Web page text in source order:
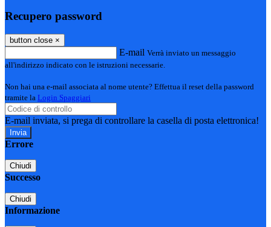
Recupero password
button close ×
E-mail Verrà inviato un messaggio
all'indirizzo indicato con le istruzioni necessarie.
Non hai una e-mail associata al nome utente? Effettua il reset della password
tramite la Login Spaggiari
E-mail inviata, si prega di controllare la casella di posta elettronica!
Errore
Chiudi
Successo
Chiudi
Informazione